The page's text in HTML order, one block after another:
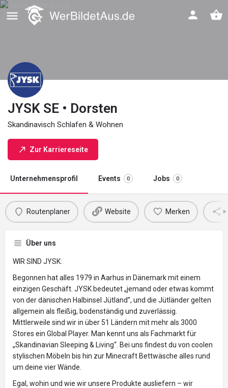
JYSK SE • Dorsten
Skandinavisch Schlafen & Wohnen
Zur Karriereseite
Unternehmensprofil Events 0 Jobs 0
Routenplaner Website Merken
Über uns
WIR SIND JYSK:
Begonnen hat alles 1979 in Aarhus in Dänemark mit einem
einzigen Geschäft. JYSK bedeutet „jemand oder etwas kommt
von der dänischen Halbinsel Jütland”, und die Jütländer gelten
allgemein als fleißig, bodenständig und zuverlässig.
Mittlerweile sind wir in über 51 Ländern mit mehr als 3000
Stores ein Global Player. Man kennt uns als Fachmarkt für
„Skandinavian Sleeping & Living“. Bei uns findest du von coolen
stylischen Möbeln bis hin zur Minecraft Bettwäsche alles rund
um deine vier Wände.
Egal, wohin und wie wir unsere Produkte ausliefern – wir